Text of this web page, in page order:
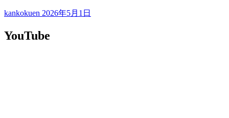
kankokuen 2026年5月1日
YouTube